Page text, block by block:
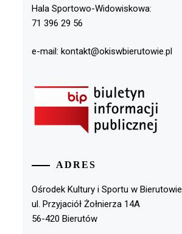
Hala Sportowo-Widowiskowa:
71 396 29 56
e-mail: kontakt@okiswbierutowie.pl
ADRES
Ośrodek Kultury i Sportu w Bierutowie
ul. Przyjaciół Żołnierza 14A
56-420 Bierutów